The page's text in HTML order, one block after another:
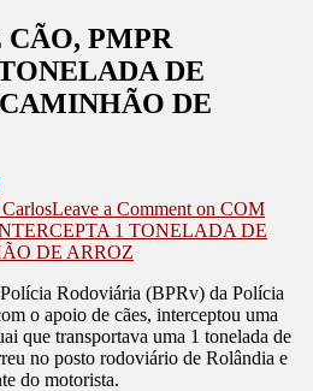
CÃO, PMPR
DE
DE
Leave a Comment on COM
1 TONELADA DE
DE ARROZ
Rodoviária (BPRv) da Polícia
o apoio de cães, interceptou uma
que transportava uma 1 tonelada de
no posto rodoviário de Rolândia e
do motorista.